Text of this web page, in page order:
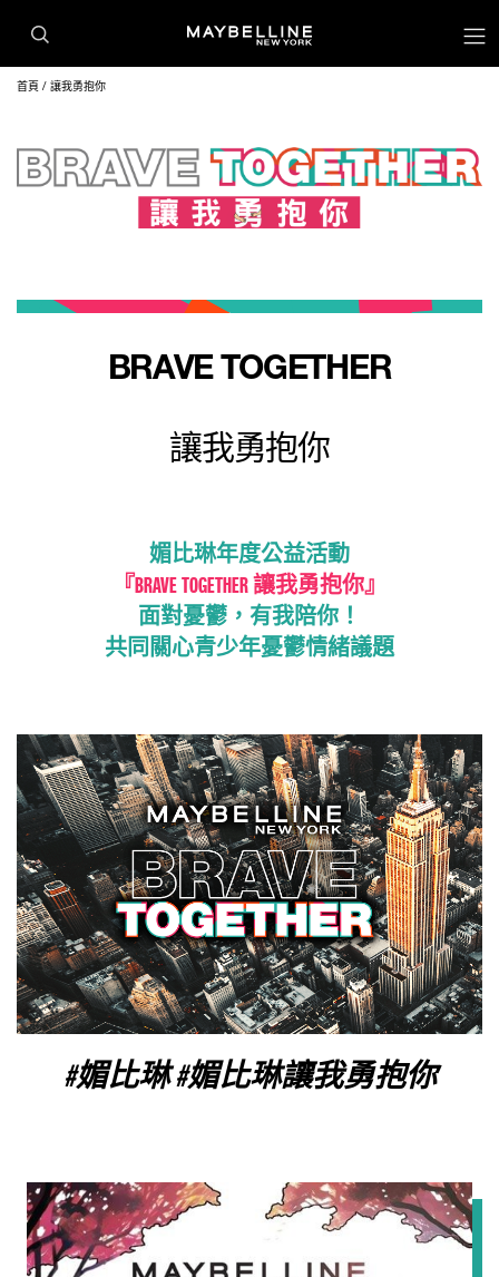
首頁 讓我勇抱你
BRAVE TOGETHER
讓我勇抱你
媚比琳年度公益活動
『BRAVE TOGETHER 讓我勇抱你』
面對憂鬱，有我陪你！
共同關心青少年憂鬱情緒議題
#媚比琳 #媚比琳讓我勇抱你